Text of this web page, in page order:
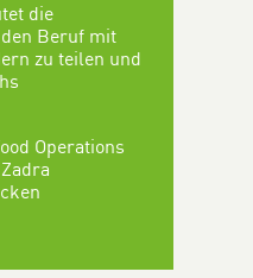
die
Beruf mit
zu teilen und
Operations